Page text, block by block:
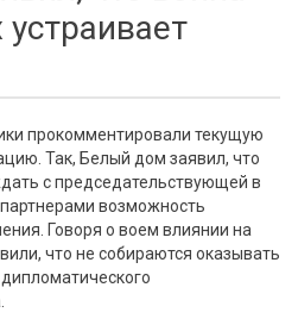
прокомментировали текущую
Так, Белый дом заявил, что
с председательствующей в
возможность
Говоря о воем влиянии на
что не собираются оказывать